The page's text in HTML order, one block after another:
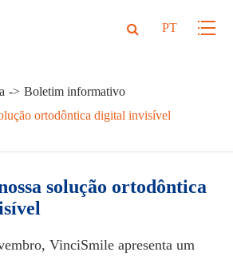
PT
Boletim informativo
ortodôntica digital invisível
solução ortodôntica
VinciSmile apresenta um